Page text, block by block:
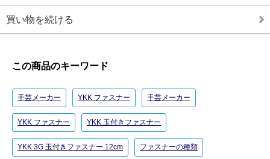
買い物を続ける
この商品のキーワード
手芸メーカー YKK ファスナー 手芸メーカー
YKK ファスナー YKK 玉付きファスナー
YKK 3G 玉付きファスナー 12cm ファスナーの種類